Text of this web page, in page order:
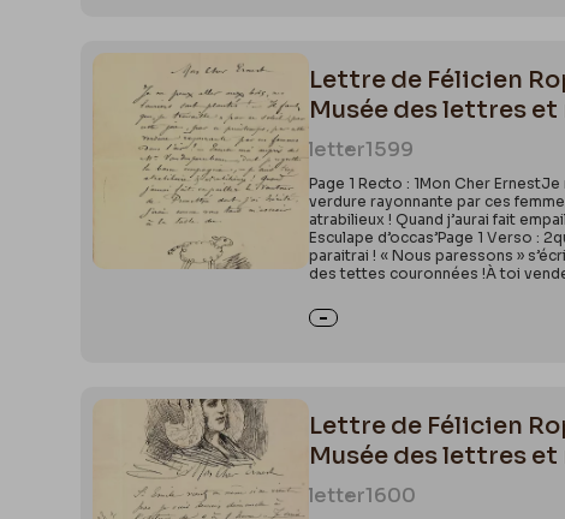
Lettre de Félicien
Musée des lettres et
letter1599
Page 1 Recto : 1Mon Cher
verdure rayonnante par ces
atrabilieux ! Quand j’aurai fait
Esculape d’occas’Page 1 Verso :
paraitrai ! « Nous paressons »
des tettes couronnées !À toi
Lettre de Félicien
Musée des lettres
letter1600